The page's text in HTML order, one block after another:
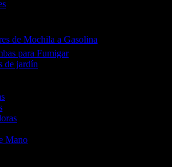
de Mochila a Gasolina
para Fumigar
de jardín
Mano